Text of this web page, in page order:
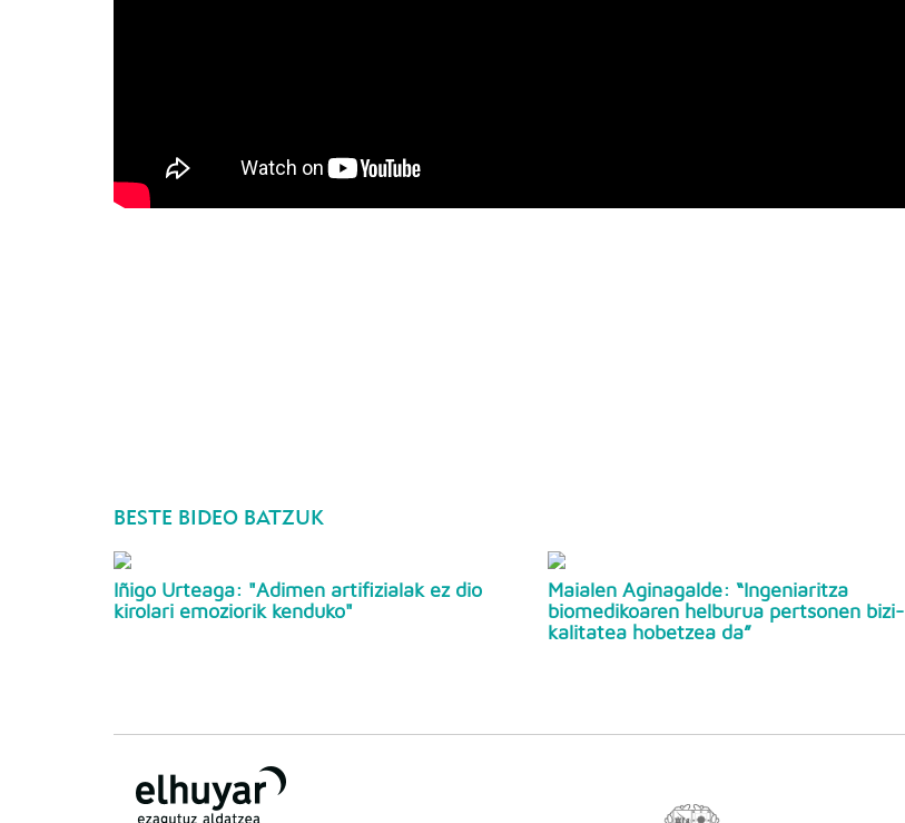
BESTE BIDEO BATZUK
Iñigo Urteaga: "Adimen artifizialak ez dio
kirolari emoziorik kenduko"
Maialen Aginagalde: “Ingeniaritza
biomedikoaren helburua pertsonen bizi-
kalitatea hobetzea da”